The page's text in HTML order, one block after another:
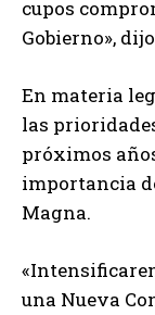
cupos
Gobierno»,
En materia
las
próximos
importancia
Magna.
una Nueva